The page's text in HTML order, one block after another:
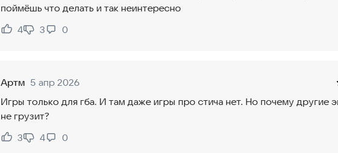
поймёшь что делать и так неинтересно
Нравится:
4
Не нравится:
3 0
Артм 5 апр 2026
Игры только для гба. И там даже игры про стича нет. Но почему другие
не грузит?
Нравится:
3
Не нравится:
4 0